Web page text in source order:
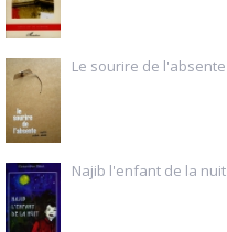
Le sourire de l'absente
Najib l'enfant de la nuit